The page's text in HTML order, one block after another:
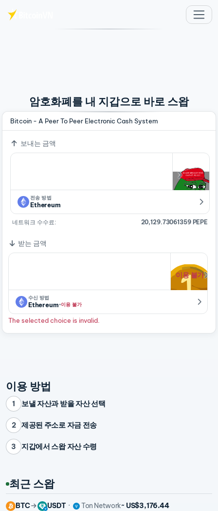
암호화폐를 내 지갑으로 바로 스왑
Bitcoin - A Peer To Peer Electronic Cash System
보내는 금액
전송 방법
Ethereum
네트워크 수수료: 20,129.73061359 PEPE
받는 금액
이용 불가
수신 방법
Ethereum·이용 불가
The selected choice is invalid.
이용 방법
1 보낼 자산과 받을 자산 선택
2 제공된 주소로 자금 전송
3 지갑에서 스왑 자산 수령
최근 스왑
BTC USDT Ton Network~ US$3,176.44